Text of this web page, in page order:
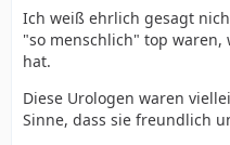
Ich weiß ehrlich gesagt
"so menschlich" top
hat.
Diese Urologen waren
Sinne, dass sie freundlich